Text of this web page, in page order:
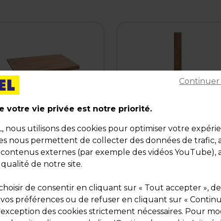
DÉSTOCKAGE
€ HT
18,24 € TTC
mob. 0,30 €
bois pour
ép. 18 mm - Effet bois
:32879
vieilli
41,8 cm, ép. 18 mm
36,99 € HT
44,39 € TTC
Soit7,40 € HTl'unité
Pqt de 5
de 5
Code :34081
Bois vieilli
L 10 x H 180 cm
votre vie privée est notre priorité.
nous utilisons des cookies pour optimiser votre
nous permettent de collecter des données de trafic,
externes (par exemple des vidéos YouTube),
de notre site.
de consentir en cliquant sur « Tout accepter », de
préférences ou de refuser en cliquant sur «
des cookies strictement nécessaires. Pour
Continuer